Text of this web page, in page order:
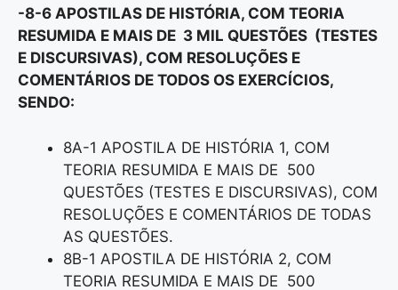
-8-6 APOSTILAS DE HISTÓRIA, COM TEORIA
RESUMIDA E MAIS DE 3 MIL QUESTÕES (TESTES
E DISCURSIVAS), COM RESOLUÇÕES E
COMENTÁRIOS DE TODOS OS EXERCÍCIOS,
SENDO:
8A-1 APOSTILA DE HISTÓRIA 1, COM
TEORIA RESUMIDA E MAIS DE 500
QUESTÕES (TESTES E DISCURSIVAS), COM
RESOLUÇÕES E COMENTÁRIOS DE TODAS
AS QUESTÕES.
8B-1 APOSTILA DE HISTÓRIA 2, COM
TEORIA RESUMIDA E MAIS DE 500